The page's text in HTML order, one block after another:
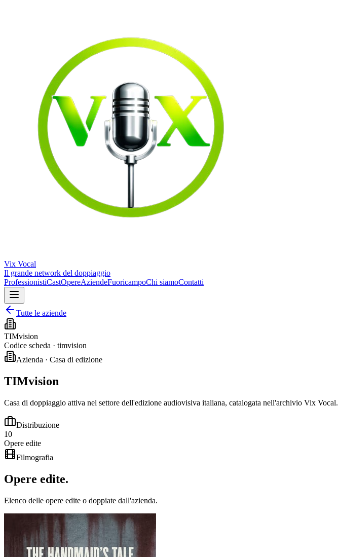
Vix Vocal
Il grande network del doppiaggio
ProfessionistiCastOpereAziendeFuoricampoChi siamoContatti
Tutte le aziende
TIMvision
Codice scheda · timvision
Azienda · Casa di edizione
TIMvision
Casa di doppiaggio attiva nel settore dell'edizione audiovisiva italiana, catalogata nell'archivio Vix Vocal.
Distribuzione
10
Opere edite
Filmografia
Opere edite.
Elenco delle opere edite o doppiate dall'azienda.